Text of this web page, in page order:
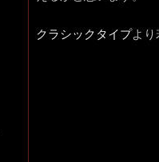
クラシックタイプより